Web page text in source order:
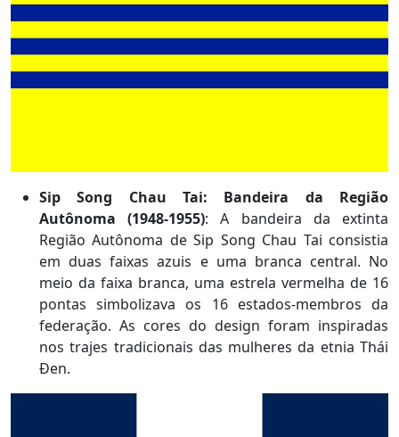
Sip Song Chau Tai: Bandeira da Região
Autônoma (1948-1955): A bandeira da extinta
Região Autônoma de Sip Song Chau Tai consistia
em duas faixas azuis e uma branca central. No
meio da faixa branca, uma estrela vermelha de 16
pontas simbolizava os 16 estados-membros da
federação. As cores do design foram inspiradas
nos trajes tradicionais das mulheres da etnia Thái
Đen.